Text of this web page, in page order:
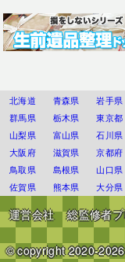
北海道 青森県 岩手県
群馬県
栃木県 東京都
山梨県
富山県 石川県
大阪府
滋賀県 京都府
鳥取県
島根県 山口県
佐賀県
熊本県 大分県
運営会社 総監修者
© copyright 2020-